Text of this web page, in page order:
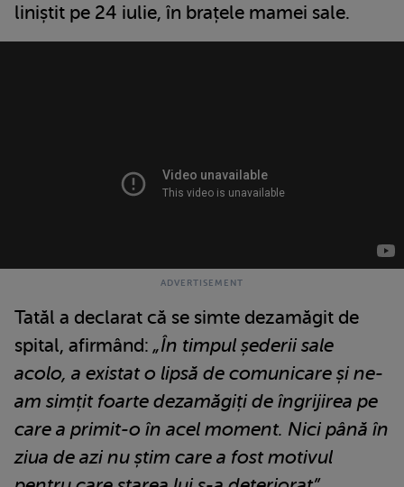
liniștit pe 24 iulie, în brațele mamei sale.
Tatăl a declarat că se simte dezamăgit de
spital, afirmând: „În timpul șederii sale
acolo, a existat o lipsă de comunicare și ne-
am simțit foarte dezamăgiți de îngrijirea pe
care a primit-o în acel moment. Nici până în
ziua de azi nu știm care a fost motivul